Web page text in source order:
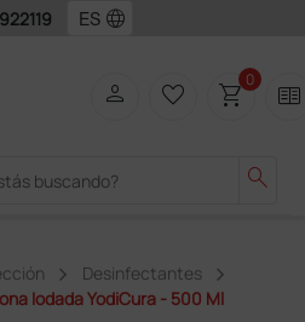
language
search
person favorite_border shopping_cart0 two_pager
Desinfectantes
Iodada YodiCura - 500 Ml